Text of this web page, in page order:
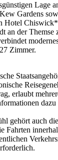
Lage
Gardens
Hotel
an der Themse
Zimmer.
erlaubt
gehört auch
Fahrten